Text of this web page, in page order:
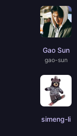
Gao Sun
gao-sun
simeng-li